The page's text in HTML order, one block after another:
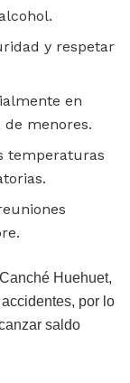
y respetar
en
de menores.
temperaturas
Huehuet,
por lo
saldo